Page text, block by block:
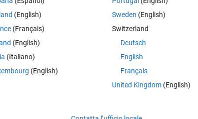
(they are all unique), for exaple like this:
way? It should be
Theme
(English)
(Français)
(English)
(Italiano)
(English)
Sweden (English)
Switzerland
Deutsch
English
Français
United Kingdom(English)